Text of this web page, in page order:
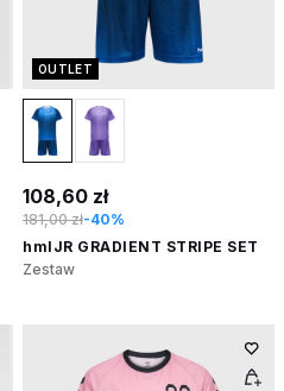
OUTLET
108,60 zł
181,00 zł-40%
hmlJR GRADIENT STRIPE SET
Zestaw